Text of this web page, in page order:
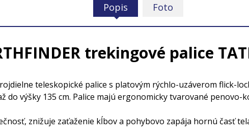
Popis Foto
trekingové palice
teleskopické palice s platovým rýchlo-uzáverom flick-
do výšky 135 cm. Palice majú ergonomicky tvarované
znižuje zaťaženie kĺbov a pohybovo zapája hornú časť